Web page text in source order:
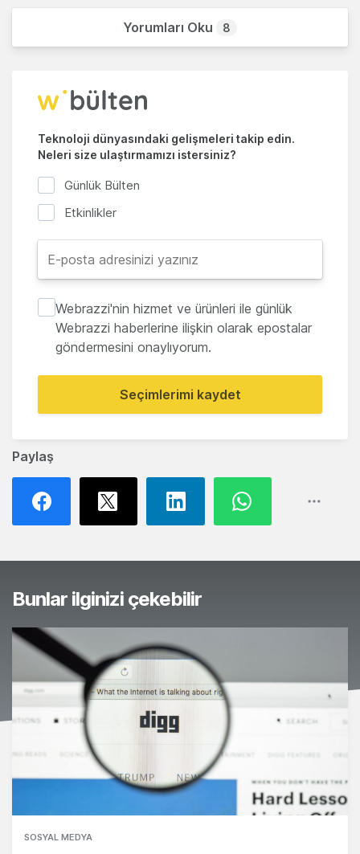
Paylaş
Yorumları Oku 8
Teknoloji dünyasındaki gelişmeleri takip edin.
Neleri size ulaştırmamızı istersiniz?
Günlük Bülten
Etkinlikler
Webrazzi'nin hizmet ve ürünleri ile günlük
Webrazzi haberlerine ilişkin olarak epostalar
göndermesini onaylıyorum.
Seçimlerimi kaydet
Bunlar ilginizi çekebilir
SOSYAL MEDYA